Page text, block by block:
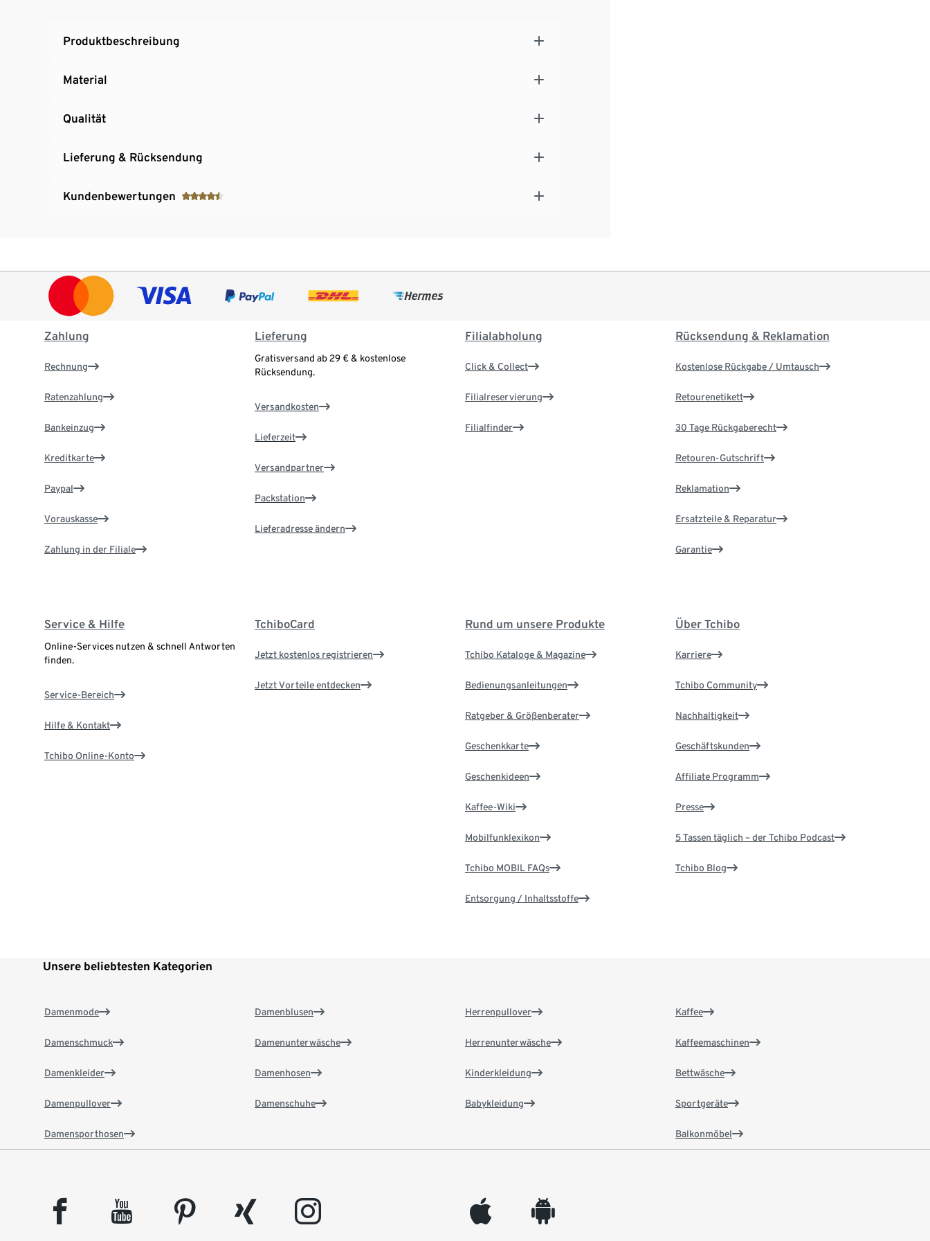
Produktbeschreibung
Material
Qualität
Lieferung & Rücksendung
Kundenbewertungen
Zahlung
Rechnung
Ratenzahlung
Bankeinzug
Kreditkarte
Paypal
Vorauskasse
Zahlung in der Filiale
Lieferung
Gratisversand ab 29 € & kostenlose
Rücksendung.
Versandkosten
Lieferzeit
Versandpartner
Packstation
Lieferadresse ändern
Filialabholung
Click & Collect
Filialreservierung
Filialfinder
Rücksendung & Reklamation
Kostenlose Rückgabe / Umtausch
Retourenetikett
30 Tage Rückgaberecht
Retouren-Gutschrift
Reklamation
Ersatzteile & Reparatur
Garantie
Service & Hilfe
Online-Services nutzen & schnell Antworten
finden.
Service-Bereich
Hilfe & Kontakt
Tchibo Online-Konto
TchiboCard
Jetzt kostenlos registrieren
Jetzt Vorteile entdecken
Rund um unsere Produkte
Tchibo Kataloge & Magazine
Bedienungsanleitungen
Ratgeber & Größenberater
Geschenkkarte
Geschenkideen
Kaffee-Wiki
Mobilfunklexikon
Tchibo MOBIL FAQs
Entsorgung / Inhaltsstoffe
Über Tchibo
Karriere
Tchibo Community
Nachhaltigkeit
Geschäftskunden
Affiliate Programm
Presse
5 Tassen täglich – der Tchibo Podcast
Tchibo Blog
Unsere beliebtesten Kategorien
Damenmode
Damenschmuck
Damenkleider
Damenpullover
Damensporthosen
Damenblusen
Damenunterwäsche
Damenhosen
Damenschuhe
Herrenpullover
Herrenunterwäsche
Kinderkleidung
Babykleidung
Kaffee
Kaffeemaschinen
Bettwäsche
Sportgeräte
Balkonmöbel
facebook youtube pinterest xing instagram appleinc android